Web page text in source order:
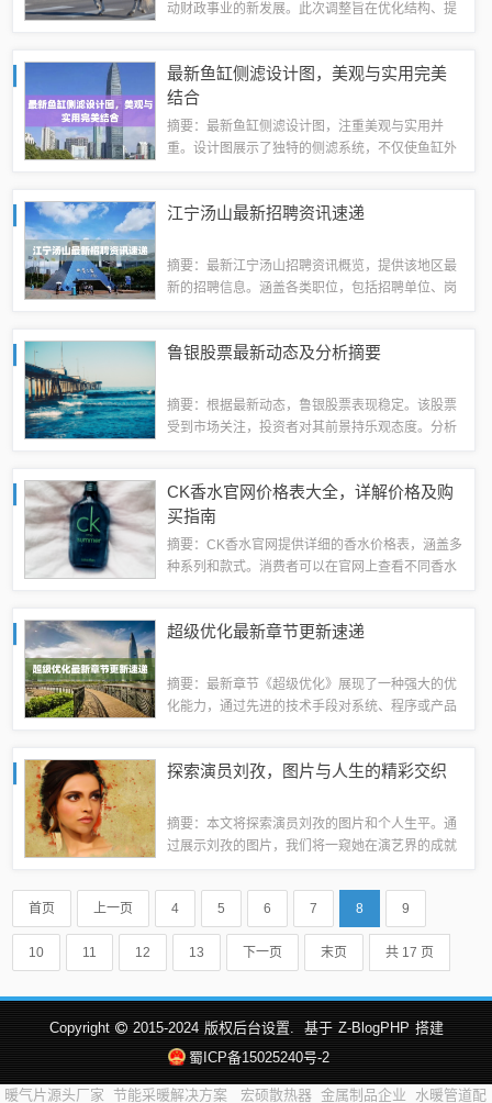
动财政事业的新发展。此次调整旨在优化结构、提
管理，提高财政工作水平而做出的重要举措。具...
最新鱼缸侧滤设计图，美观与实用完美
结合
摘要：最新鱼缸侧滤设计图，注重美观与实用并
重。设计图展示了独特的侧滤系统，不仅使鱼缸外
效的过滤效果，同时不占用过多的空间。对于爱...
江宁汤山最新招聘资讯速递
摘要：最新江宁汤山招聘资讯概览，提供该地区最
新的招聘信息。涵盖各类职位，包括招聘单位、岗
找到适合自己的工作机会。本文将详细介绍江...
鲁银股票最新动态及分析摘要
摘要：根据最新动态，鲁银股票表现稳定。该股票
受到市场关注，投资者对其前景持乐观态度。分析
以便做出明智的投资决策。鲁银股票概况鲁银...
CK香水官网价格表大全，详解价格及购
买指南
摘要：CK香水官网提供详细的香水价格表，涵盖多
种系列和款式。消费者可以在官网上查看不同香水
供全面的价格信息和产品选择，帮助消费...
超级优化最新章节更新速递
摘要：最新章节《超级优化》展现了一种强大的优
化能力，通过先进的技术手段对系统、程序或产品
识和体验。具体内容请阅读原文以获取更多信...
探索演员刘孜，图片与人生的精彩交织
摘要：本文将探索演员刘孜的图片和个人生平。通
过展示刘孜的图片，我们将一窥她在演艺界的成就
长过程、职业生涯和个人成就等。通过本文，读者
可以更好地了解这位演员的人生与图片的交织...
首页 上一页 4 5 6 7 8 9
10 11 12 13 下一页 末页 共 17 页
Copyright 2015-2024 版权后台设置. 基于 Z-BlogPHP 搭建
蜀ICP备15025240号-2
暖气片源头厂家 节能采暖解决方案 宏硕散热器 金属制品企业 水暖管道配